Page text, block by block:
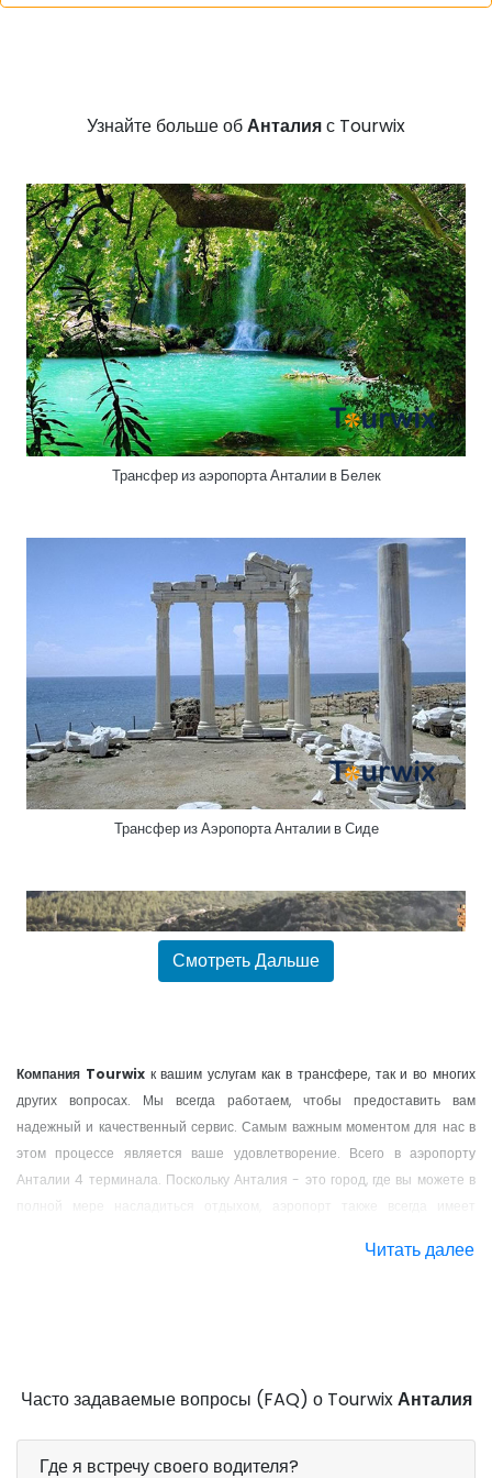
Узнайте больше обАнталияс Tourwix
Трансфер из аэропорта Анталии в Белек
Трансфер из Аэропорта Анталии в Сиде
Трансфер из Аэропорта Анталии в Белек
Смотреть Дальше
Компания Tourwixк вашим услугам как в трансфере, так и во многих
других вопросах. Мы всегда работаем, чтобы предоставить вам
надежный и качественный сервис. Самым важным моментом для нас в
этом процессе является ваше удовлетворение. Всего в аэропорту
Анталии 4 терминала. Поскольку Анталия - это город, где вы можете в
международных терминала, а также терминалы VIP и CIP - это пункты,
более или менее догадались, что это город, который в любое время
находится в одном из первых трех рядов. Поэтому услуги трансфера
Читать далее
Часто задаваемые вопросы (FAQ) о TourwixАнталия
Где я встречу своего водителя?